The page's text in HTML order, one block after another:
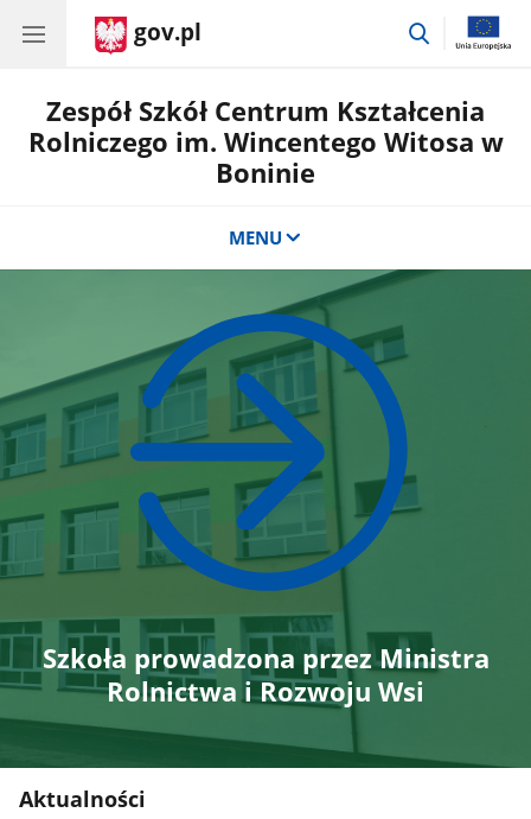
gov.pl
przejdź
Zespół Szkół Centrum Kształcenia
Rolniczego im. Wincentego Witosa w
Boninie
MENU
Szkoła prowadzona przez Ministra
Rolnictwa i Rozwoju Wsi
Aktualności